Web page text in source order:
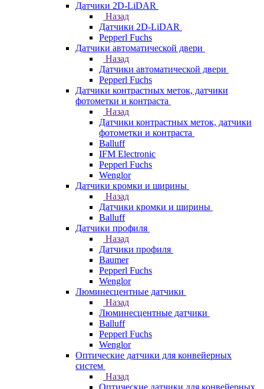
Датчики 2D-LiDAR
Назад
Датчики 2D-LiDAR
Pepperl Fuchs
Датчики автоматической двери
Назад
Датчики автоматической двери
Pepperl Fuchs
Датчики контрастных меток, датчики
фотометки и контраста
Назад
Датчики контрастных меток, датчики
фотометки и контраста
Balluff
IFM Electronic
Pepperl Fuchs
Wenglor
Датчики кромки и ширины
Назад
Датчики кромки и ширины
Balluff
Датчики профиля
Назад
Датчики профиля
Baumer
Pepperl Fuchs
Wenglor
Люминесцентные датчики
Назад
Люминесцентные датчики
Balluff
Pepperl Fuchs
Wenglor
Оптические датчики для конвейерных
систем
Назад